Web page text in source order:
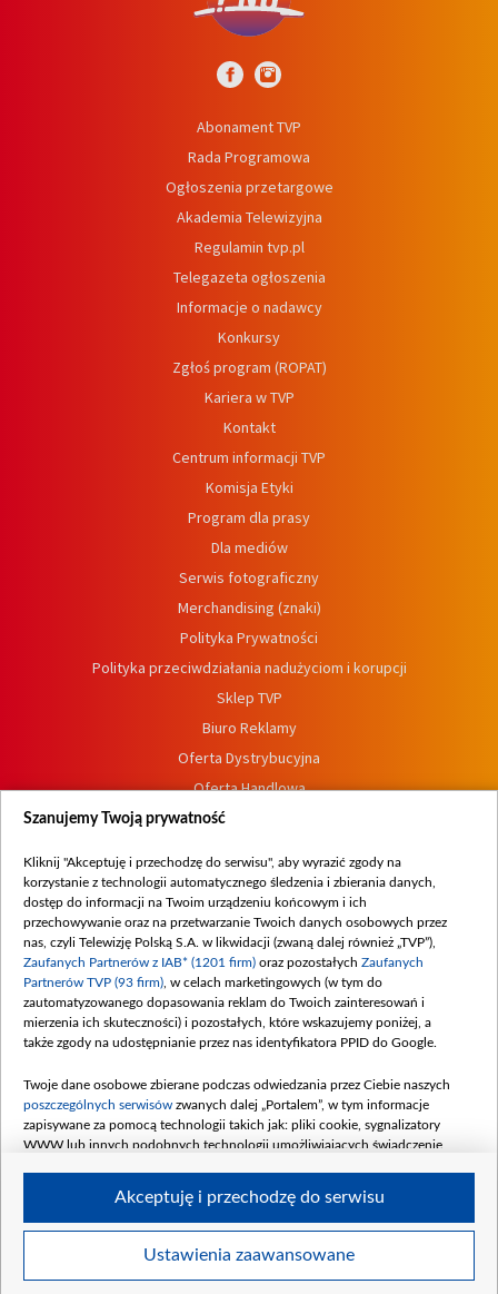
Abonament TVP
Rada Programowa
Ogłoszenia przetargowe
Akademia Telewizyjna
Regulamin tvp.pl
Telegazeta ogłoszenia
Informacje o nadawcy
Konkursy
Zgłoś program (ROPAT)
Kariera w TVP
Kontakt
Centrum informacji TVP
Komisja Etyki
Program dla prasy
Dla mediów
Serwis fotograficzny
Merchandising (znaki)
Polityka Prywatności
Polityka przeciwdziałania nadużyciom i korupcji
Sklep TVP
Biuro Reklamy
Oferta Dystrybucyjna
Oferta Handlowa
Dostępność
Procedura zgłoszeń wewnętrznych
© 2026 Telewizja Polska S. A. w likwidacji
Szanujemy Twoją prywatność
Kliknij "Akceptuję i przechodzę do serwisu", aby wyrazić zgody na
korzystanie z technologii automatycznego śledzenia i zbierania danych,
dostęp do informacji na Twoim urządzeniu końcowym i ich
przechowywanie oraz na przetwarzanie Twoich danych osobowych przez
nas, czyli Telewizję Polską S.A. w likwidacji (zwaną dalej również „TVP”),
Zaufanych Partnerów z IAB* (1201 firm) oraz pozostałych Zaufanych
Partnerów TVP (93 firm) , w celach marketingowych (w tym do
zautomatyzowanego dopasowania reklam do Twoich zainteresowań i
mierzenia ich skuteczności) i pozostałych, które wskazujemy poniżej, a
także zgody na udostępnianie przez nas identyfikatora PPID do Google.
Twoje dane osobowe zbierane podczas odwiedzania przez Ciebie naszych
poszczególnych serwisów zwanych dalej „Portalem”, w tym informacje
zapisywane za pomocą technologii takich jak: pliki cookie, sygnalizatory
WWW lub innych podobnych technologii umożliwiających świadczenie
Twoje dane osobowe zbierane podczas odwiedzania przez Ciebie
Ustawienia zaawansowane
Akceptuję i przechodzę do serwisu